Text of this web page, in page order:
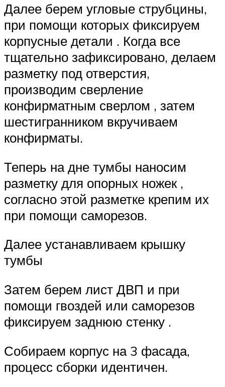
Далее берем угловые струбцины,
при помощи которых фиксируем
корпусные детали . Когда все
тщательно зафиксировано, делаем
разметку под отверстия,
производим сверление
конфирматным сверлом , затем
шестигранником вкручиваем
конфирматы.
Теперь на дне тумбы наносим
разметку для опорных ножек ,
согласно этой разметке крепим их
при помощи саморезов.
Далее устанавливаем крышку
тумбы
Затем берем лист ДВП и при
помощи гвоздей или саморезов
фиксируем заднюю стенку .
Собираем корпус на 3 фасада,
процесс сборки идентичен.